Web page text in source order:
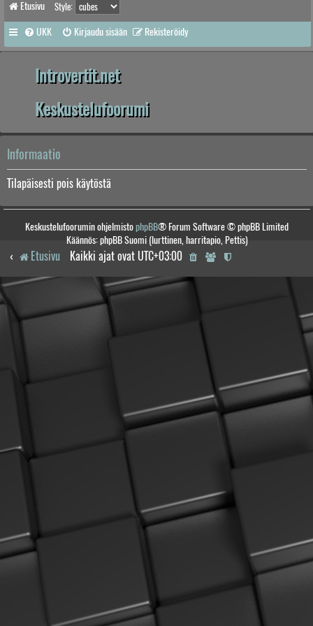
Etusivu Style:
UKK Kirjaudu sisään Rekisteröidy
Introvertit.net
Keskustelufoorumi
Informaatio
Tilapäisesti pois käytöstä
Keskustelufoorumin ohjelmistophpBB® Forum Software © phpBB Limited
Käännös: phpBB Suomi (lurttinen, harritapio, Pettis)
Etusivu Kaikki ajat ovat UTC+03:00